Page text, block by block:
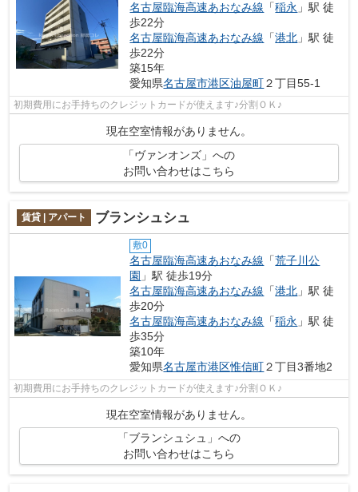
名古屋臨海高速あおなみ線 「稲永 」駅 徒
歩22分
名古屋臨海高速あおなみ線 「港北 」駅 徒
歩22分
築15年
愛知県名古屋市港区油屋町２丁目55-1
初期費用にお手持ちのクレジットカードが使えます♪分割ＯＫ♪
現在空室情報がありません。
「ヴァンオンズ」への
お問い合わせはこちら
賃貸 | アパート ブランシュシュ
敷0
名古屋臨海高速あおなみ線 「荒子川公
園 」駅 徒歩19分
名古屋臨海高速あおなみ線 「港北 」駅 徒
歩20分
名古屋臨海高速あおなみ線 「稲永 」駅 徒
歩35分
築10年
愛知県名古屋市港区惟信町２丁目3番地2
初期費用にお手持ちのクレジットカードが使えます♪分割ＯＫ♪
現在空室情報がありません。
「ブランシュシュ」への
お問い合わせはこちら